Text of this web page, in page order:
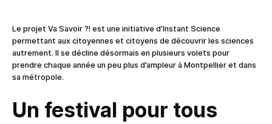
Le projet Va Savoir ?! est une initiative d’Instant Science
permettant aux citoyennes et citoyens de découvrir les sciences
autrement. Il se décline désormais en plusieurs volets pour
prendre chaque année un peu plus d’ampleur à Montpellier et dans
sa métropole.
Un festival pour tous